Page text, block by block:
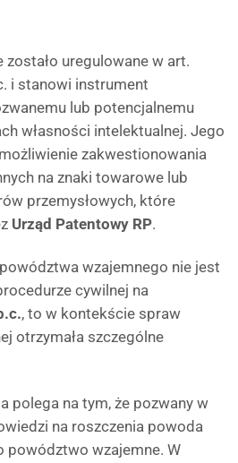
uregulowane w art.
i stanowi instrument
lub potencjalnemu
własności intelektualnej. Jego
zakwestionowania
na znaki towarowe lub
przemysłowych, które
Urząd Patentowy RP.
wzajemnego nie jest
cywilnej na
, to w kontekście spraw
otrzymała szczególne
polega na tym, że pozwany w
na roszczenia powoda
powództwo wzajemne. W